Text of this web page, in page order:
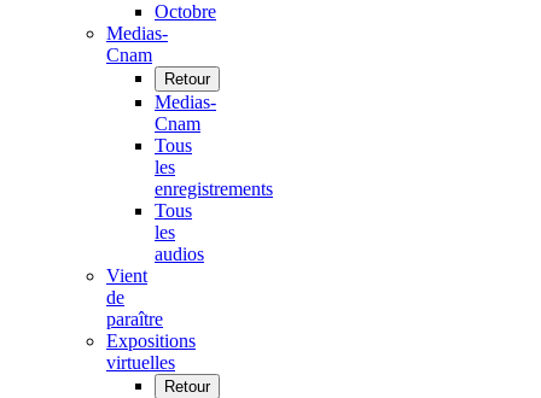
Octobre
Medias-
Cnam
Retour
Medias-
Cnam
Tous
les
enregistrements
Tous
les
audios
Vient
de
paraître
Expositions
virtuelles
Retour